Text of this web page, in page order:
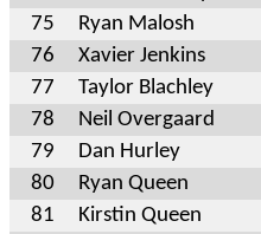
75
Ryan Malosh
76
Xavier Jenkins
77
Taylor Blachley
78
Neil Overgaard
79
Dan Hurley
80
Ryan Queen
81
Kirstin Queen